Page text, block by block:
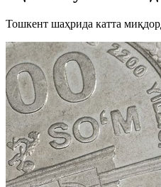
Тошкент шаҳрида катта